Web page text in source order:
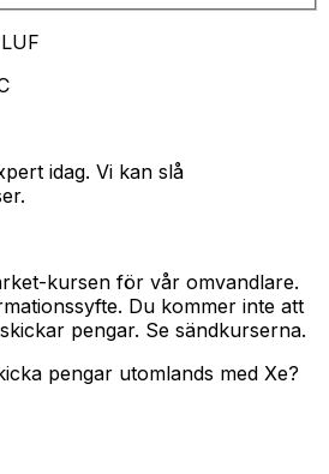
LUF
idag. Vi kan slå
kursen för vår omvandlare.
Du kommer inte att
pengar. Se sändkurserna.
pengar utomlands med Xe?